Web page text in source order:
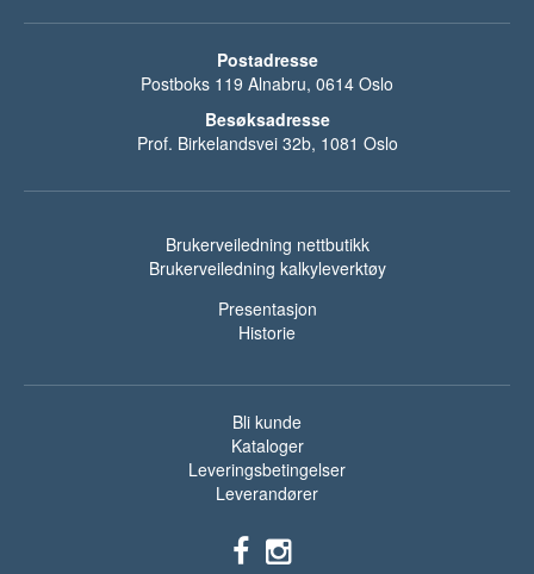
Postadresse
Postboks 119 Alnabru, 0614 Oslo
Besøksadresse
Prof. Birkelandsvei 32b, 1081 Oslo
Brukerveiledning nettbutikk
Brukerveiledning kalkyleverktøy
Presentasjon
Historie
Bli kunde
Kataloger
Leveringsbetingelser
Leverandører